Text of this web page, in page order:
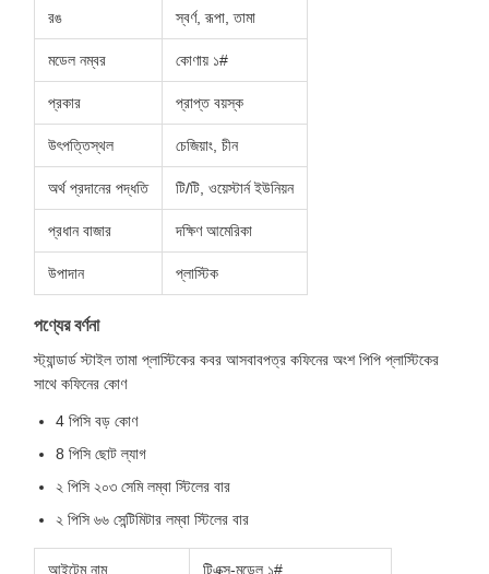
রঙ স্বর্ণ, রূপা, তামা
মডেল নম্বর কোণায় ১#
প্রকার প্রাপ্ত বয়স্ক
উৎপত্তিস্থল চেজিয়াং, চীন
অর্থ প্রদানের পদ্ধতি টি/টি, ওয়েস্টার্ন ইউনিয়ন
প্রধান বাজার দক্ষিণ আমেরিকা
উপাদান প্লাস্টিক
পণ্যের বর্ণনা
স্ট্যান্ডার্ড স্টাইল তামা প্লাস্টিকের কবর আসবাবপত্র কফিনের অংশ পিপি প্লাস্টিকের
সাথে কফিনের কোণ
4 পিসি বড় কোণ
8 পিসি ছোট ল্যাগ
২ পিসি ২০৩ সেমি লম্বা স্টিলের বার
২ পিসি ৬৬ সেন্টিমিটার লম্বা স্টিলের বার
আইটেম নাম টিএক্স-মডেল ১#